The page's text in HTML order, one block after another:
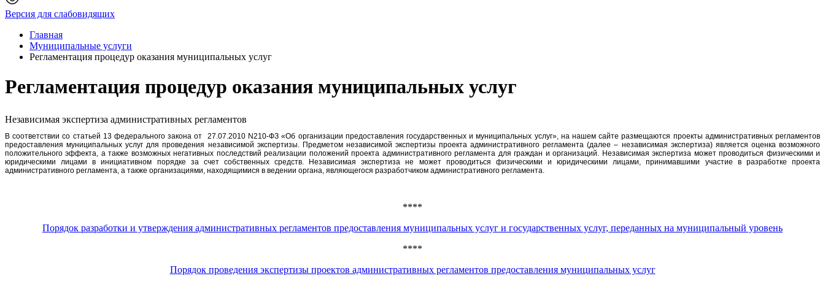
Версия для слабовидящих
Главная
Муниципальные услуги
Регламентация процедур оказания муниципальных услуг
Регламентация процедур оказания муниципальных услуг
Независимая экспертиза административных регламентов
В соответствии со статьей 13 федерального закона от 27.07.2010 N210-ФЗ «Об организации предоставления государственных и муниципальных услуг», на нашем сайте размещаются проекты административных регламентов
предоставления муниципальных услуг для проведения независимой экспертизы. Предметом независимой экспертизы проекта административного регламента (далее – независимая экспертиза) является оценка возможного
положительного эффекта, а также возможных негативных последствий реализации положений проекта административного регламента для граждан и организаций. Независимая экспертиза может проводиться физическими и
юридическими лицами в инициативном порядке за счет собственных средств. Независимая экспертиза не может проводиться физическими и юридическими лицами, принимавшими участие в разработке проекта
административного регламента, а также организациями, находящимися в ведении органа, являющегося разработчиком административного регламента.
****
Порядок разработки и утверждения административных регламентов предоставления муниципальных услуг и государственных услуг, переданных на муниципальный уровень
****
Порядок проведения экспертизы проектов административных регламентов предоставления муниципальных услуг